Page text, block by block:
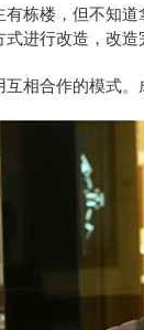
楼，但不知道
进行改造，改造
合作的模式。